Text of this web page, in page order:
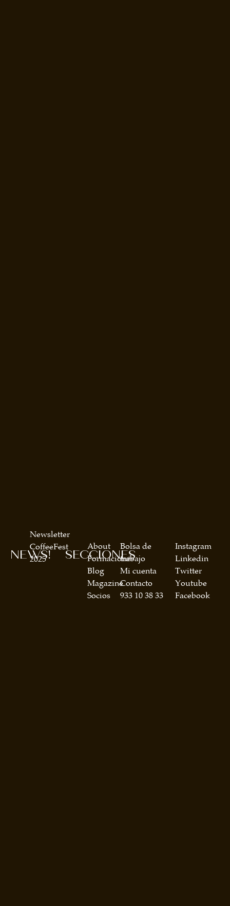
SECCIONES
About
Formaciones
Blog
Magazine
Socios
Bolsa de
trabajo
Mi cuenta
Contacto
933 10 38 33
NEWS!
Newsletter
CoffeeFest
2025
Instagram
Linkedin
Twitter
Youtube
Facebook